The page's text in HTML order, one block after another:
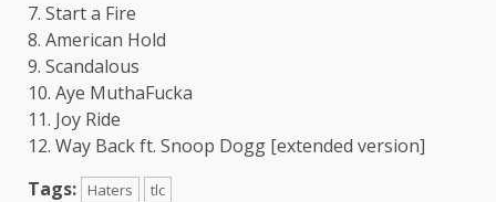
7. Start a Fire
8. American Hold
9. Scandalous
10. Aye MuthaFucka
11. Joy Ride
12. Way Back ft. Snoop Dogg [extended version]
Tags:
Haters tlc